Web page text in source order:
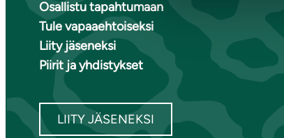
Osallistu tapahtumaan
Tule vapaaehtoiseksi
Liity jäseneksi
Piirit ja yhdistykset
LIITY JÄSENEKSI